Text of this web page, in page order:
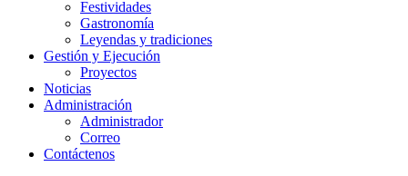
Festividades
Gastronomía
Leyendas y tradiciones
Gestión y Ejecución
Proyectos
Noticias
Administración
Administrador
Correo
Contáctenos